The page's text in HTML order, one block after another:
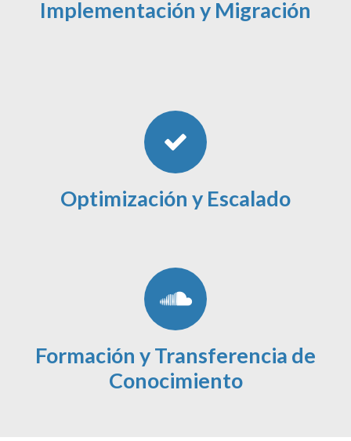
Implementación y Migración
Optimización y Escalado
Formación y Transferencia de
Conocimiento